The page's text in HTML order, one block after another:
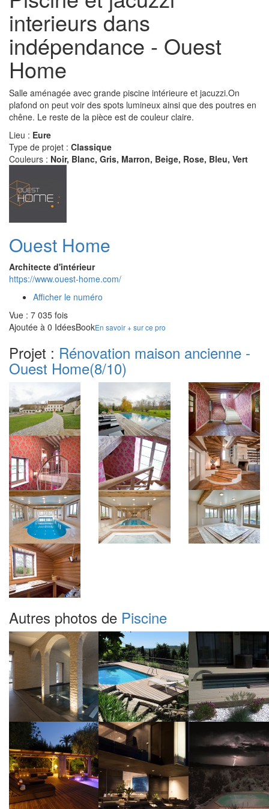
interieurs dans
indépendance - Ouest
Home
Salle aménagée avec grande piscine intérieure et jacuzzi.On
plafond on peut voir des spots lumineux ainsi que des poutres en
chêne. Le reste de la pièce est de couleur claire.
Lieu : Eure
Type de projet : Classique
Couleurs : Noir, Blanc, Gris, Marron, Beige, Rose, Bleu, Vert
Ouest Home
Architecte d'intérieur
https://www.ouest-home.com/
Afficher le numéro
Vue : 7 035 fois
Ajoutée à 0 IdéesBookEn savoir + sur ce pro
Projet : Rénovation maison ancienne -
Ouest Home(8/10)
Autres photos de Piscine